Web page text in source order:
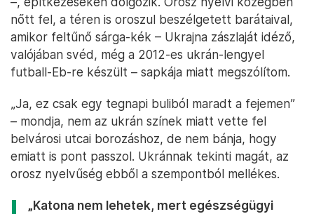
nőtt fel, a téren is oroszul beszélgetett barátaival,
amikor feltűnő sárga-kék – Ukrajna zászlaját idéző,
valójában svéd, még a 2012-es ukrán-lengyel
futball-Eb-re készült – sapkája miatt megszólítom.
„Ja, ez csak egy tegnapi buliból maradt a fejemen”
– mondja, nem az ukrán színek miatt vette fel
belvárosi utcai borozáshoz, de nem bánja, hogy
emiatt is pont passzol. Ukránnak tekinti magát, az
orosz nyelvűség ebből a szempontból mellékes.
„Katona nem lehetek, mert egészségügyi